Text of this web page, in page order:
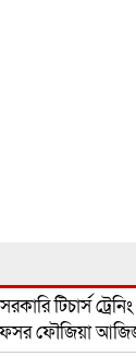
টিচার্স
ফৌজিয়া